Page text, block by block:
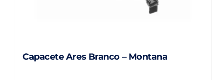
Capacete Ares Branco – Montana